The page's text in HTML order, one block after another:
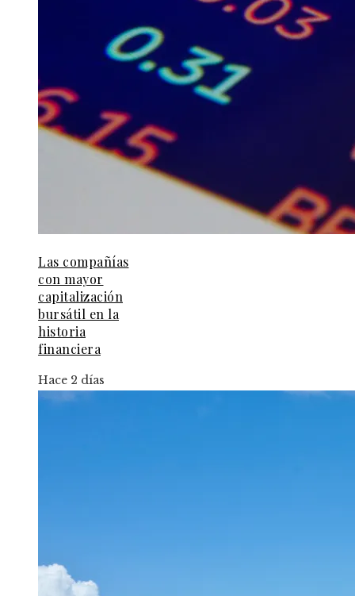
Las compañías
con mayor
capitalización
bursátil en la
historia
financiera
Hace 2 días